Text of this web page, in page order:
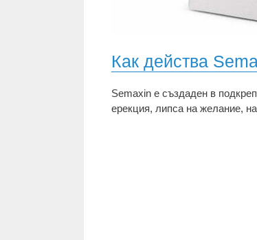
Как действа
Semaxin е създаден в
ерекция, липса на желание,